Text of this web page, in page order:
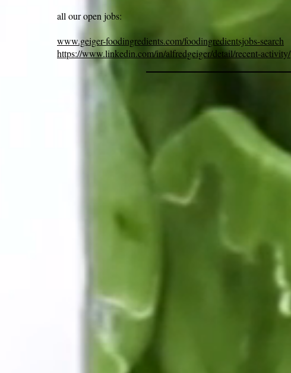
all our open jobs:
www.geiger-foodingredients.com/foodingredientsjobs-search
https://www.linkedin.com/in/alfredgeiger/detail/recent-activity/